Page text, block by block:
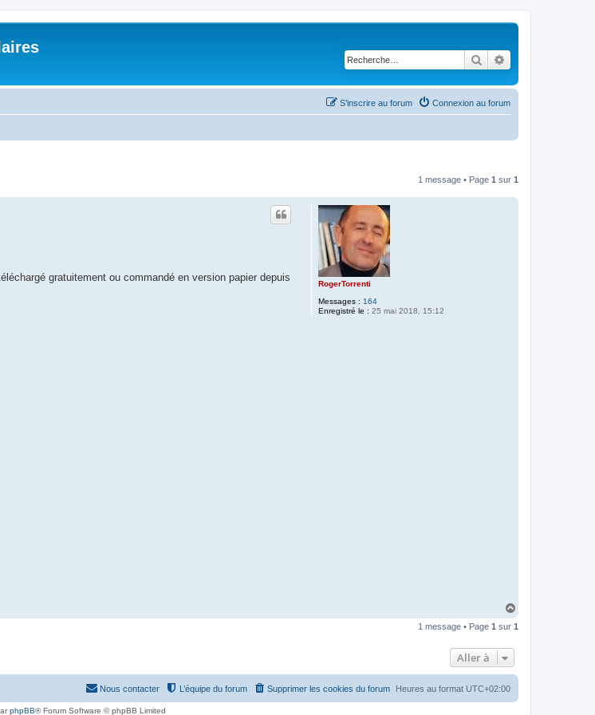
Rechercher
Connexion au forum
S’inscrire au forum
1 message • Page 1 sur 1
RogerTorrenti
Messages : 164
Enregistré le : 25 mai 2018, 15:12
gratuitement ou commandé en version papier depuis
u
1 message • Page 1 sur 1
Aller à
Heures au format UTC+02:00
Supprimer les cookies du forum
L’équipe du forum
Nous contacter
phpBB® Forum Software © phpBB Limited